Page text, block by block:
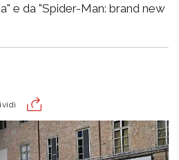
e da "Spider-Man: brand new